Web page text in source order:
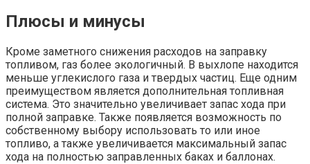
Плюсы и минусы
Кроме заметного снижения расходов на заправку
топливом, газ более экологичный. В выхлопе находится
меньше углекислого газа и твердых частиц. Еще одним
преимуществом является дополнительная топливная
система. Это значительно увеличивает запас хода при
полной заправке. Также появляется возможность по
собственному выбору использовать то или иное
топливо, а также увеличивается максимальный запас
хода на полностью заправленных баках и баллонах.